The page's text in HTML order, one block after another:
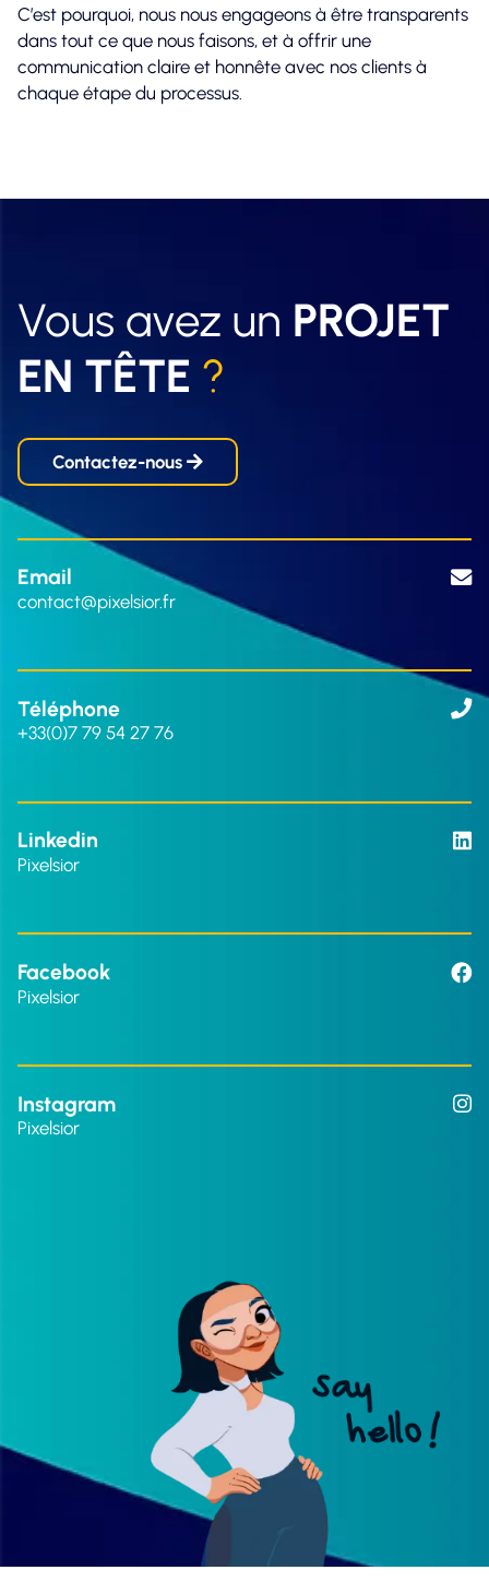
C’est pourquoi, nous nous engageons à être transparents
dans tout ce que nous faisons, et à offrir une
communication claire et honnête avec nos clients à
chaque étape du processus.
Vous avez un PROJET
EN TÊTE ?
Contactez-nous
Email
contact@pixelsior.fr
Téléphone
+33(0)7 79 54 27 76
Linkedin
Pixelsior
Facebook
Pixelsior
Instagram
Pixelsior